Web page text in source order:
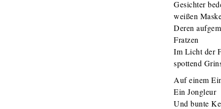
Gesichter
weißen
Deren
Fratzen
Im Licht der
spottend
Auf einem
Ein Jongleur
Und bunte